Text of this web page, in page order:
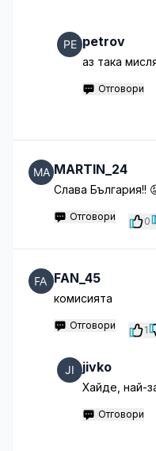
petrov
аз така
Отговори
MARTIN_24
Слава България!!
Отговори 0
FAN_45
комисията
Отговори 1
jivko
Хайде, най-
Отговори